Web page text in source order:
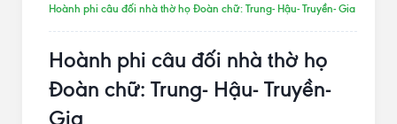
Hoành phi câu đối nhà thờ họ Đoàn chữ: Trung- Hậu- Truyền- Gia
Hoành phi câu đối nhà thờ họ
Đoàn chữ: Trung- Hậu- Truyền-
Gia